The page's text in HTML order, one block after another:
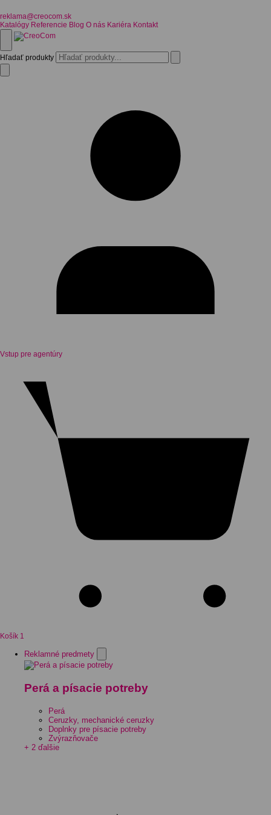
reklama@creocom.sk
Katalógy Referencie Blog O nás Kariéra Kontakt
Hľadať produkty
Vstup pre agentúry
Košík 1
Reklamné predmety
Perá a písacie potreby
Perá
Ceruzky, mechanické ceruzky
Doplnky pre písacie potreby
Zvýrazňovače
+ 2 ďalšie